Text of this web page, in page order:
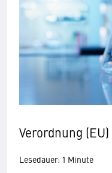
Verordnung
Lesedauer: 1 Minute